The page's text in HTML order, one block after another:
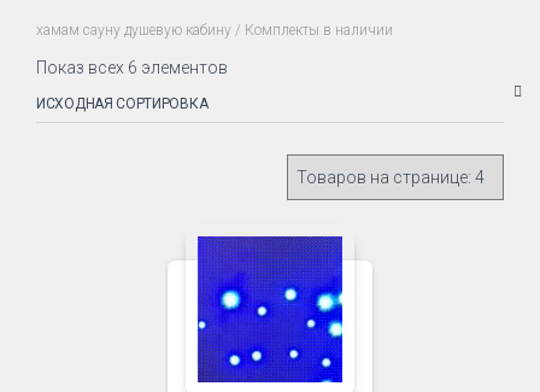
хамам сауну душевую кабину / Комплекты в наличии
Показ всех 6 элементов